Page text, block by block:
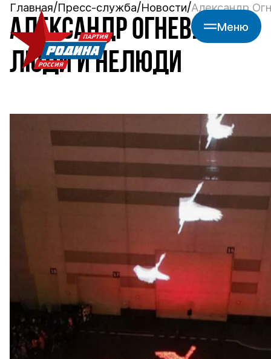
Меню
Главная Пресс-служба Новости Александр
АЛЕКСАНДР ОГНЕВ:
ЛЮДИ И НЕЛЮДИ